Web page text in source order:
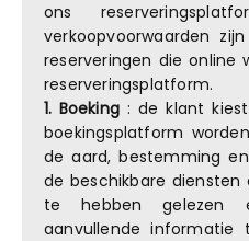
ons
verkoopvoorwaarden
reserveringen die online
reserveringsplatform.
1. Boeking: de klant
boekingsplatform
de aard, bestemming
de beschikbare
te hebben
aanvullende informatie